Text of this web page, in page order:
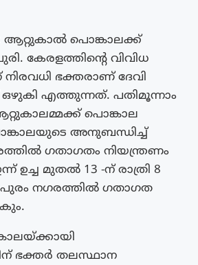
ആറ്റുകാൽ പൊങ്കാലക്ക്
കേരളത്തിന്റെ വിവിധ
നിരവധി ഭക്തരാണ് ദേവി
ഒഴുകി എത്തുന്നത്. പതിമൂന്നാം
പൊങ്കാല
അനുബന്ധിച്ച്
ഗതാഗതം നിയന്ത്രണം
ഉച്ച മുതൽ 13 -ന് രാത്രി 8
നഗരത്തിൽ ഗതാഗത
ഭക്തര്‍ തലസ്ഥാന